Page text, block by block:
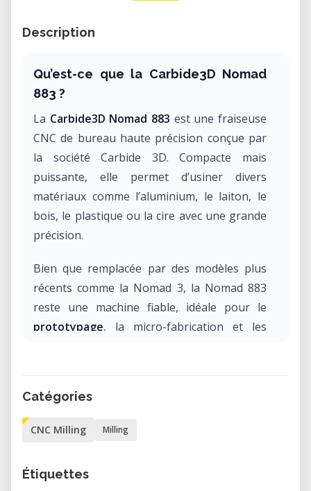
Description
Qu’est-ce que la Carbide3D Nomad
883 ?
La Carbide3D Nomad 883 est une fraiseuse
CNC de bureau haute précision conçue par
la société Carbide 3D. Compacte mais
puissante, elle permet d’usiner divers
matériaux comme l’aluminium, le laiton, le
bois, le plastique ou la cire avec une grande
précision.
Bien que remplacée par des modèles plus
récents comme la Nomad 3, la Nomad 883
reste une machine fiable, idéale pour le
prototypage, la micro-fabrication et les
FabLab Marie-Rivier ?
notre laboratoire permet d’utiliser une
investissement coûteux. Elle est
Catégories
CNC Milling Milling
Étiquettes